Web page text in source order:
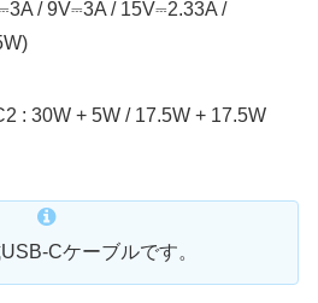
/ 9V⎓3A / 15V⎓2.33A /
: 30W + 5W / 17.5W + 17.5W
Cケーブルです。